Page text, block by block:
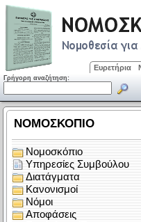
Ευρετήρια
Γρήγορη αναζήτηση: